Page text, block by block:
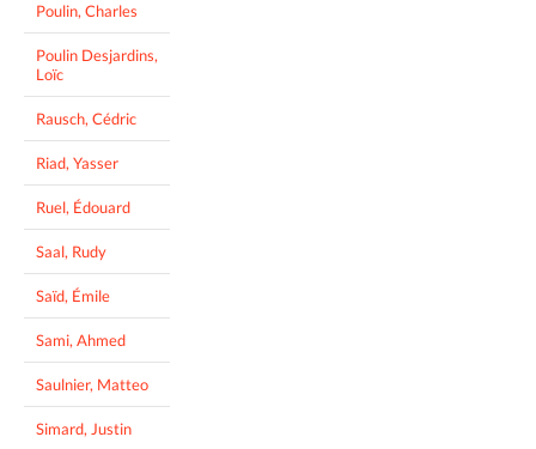
Poulin, Charles
Poulin Desjardins,
Loïc
Rausch, Cédric
Riad, Yasser
Ruel, Édouard
Saal, Rudy
Saïd, Émile
Sami, Ahmed
Saulnier, Matteo
Simard, Justin